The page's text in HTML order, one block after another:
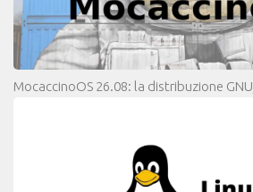
MocaccinoOS 26.08: la distribuzione